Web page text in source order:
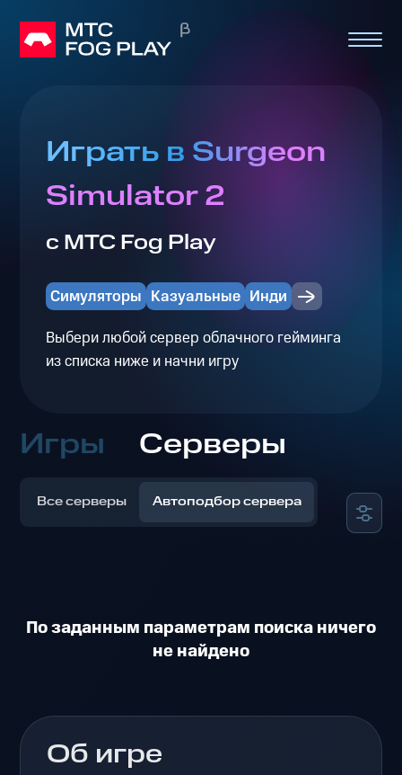
Играть в Surgeon
Simulator 2
с МТС Fog Play
Симуляторы Казуальные Инди
Выбери любой сервер облачного гейминга
из списка ниже и начни игру
Игры Серверы
Все серверы Автоподбор сервера
По заданным параметрам поиска ничего
не найдено
Об игре